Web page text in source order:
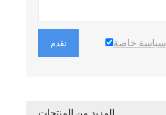
تقدم سياسة خاصة
المزيد من المنتجات